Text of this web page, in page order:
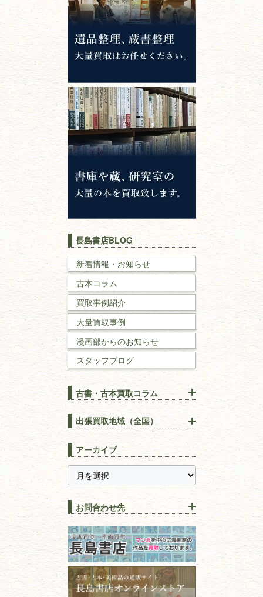
錦絵・浮世絵・版画・刷り物
専門書・ 学術書
哲学書・思想書
心理学・倫理学
仏教書
神道・神社仏閣
イスラム教
キリスト教
戦記・戦史
国文学・
理工書
数学書・物理学書
建築書
漢方・鍼灸・東洋医学
易学・占い
スピリチュアル・
全集・
趣味・教養
書道
拓本・法帖・碑帖
篆刻・印譜
長島書店BLOG
新着情報・お知らせ
古本コラム
買取事例紹介
大量買取事例
漫画部からのお知らせ
スタッフブログ
古書・古本買取コラム
りOK！効率的に売る方法
長島書店の便利な買取サービ
ス
【持ち込み買取】店頭で簡単
に古本を売るメリットとは？
上手な売り方のコツを解説
古本の保管方法と劣化する原
因！適切な管理で長持ちさせ
るコツ
古本は汚れていると買取でき
ない？適切な保管方法とクリ
ーニング！
ISBNコードとは？書籍の識別
番号の意味と役割を解説
出張買取地域（全国）
千葉県
神奈川県
静岡県
山梨県
新潟県
長野県
愛知県
石川県
福井県
福島県
富山県
青森県
岩手県
アーカイブ
お問合わせ先
古本買取専門店 長島書店
〒101-0051
東京都千代田区神田神保町2-5-1